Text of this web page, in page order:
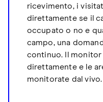
ricevimento, i
direttamente se il
occupato o no e
campo, una
continuo. Il
direttamente e le
monitorate dal vivo.